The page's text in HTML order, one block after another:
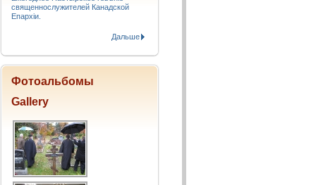
священнослужителей Канадской
Епархіи.
Дальше
Фотоальбомы
Gallery